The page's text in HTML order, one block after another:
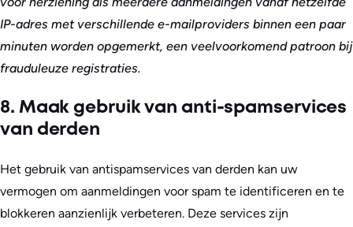
IP-adres met verschillende e-mailproviders binnen een paar
minuten worden opgemerkt, een veelvoorkomend patroon bij
frauduleuze registraties.
8. Maak gebruik van anti-spamservices
van derden
Het gebruik van antispamservices van derden kan uw
vermogen om aanmeldingen voor spam te identificeren en te
blokkeren aanzienlijk verbeteren. Deze services zijn